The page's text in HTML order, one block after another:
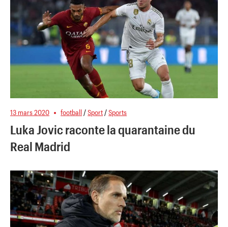
13 mars 2020 football/Sport/Sports
Luka Jovic raconte la quarantaine du
Real Madrid